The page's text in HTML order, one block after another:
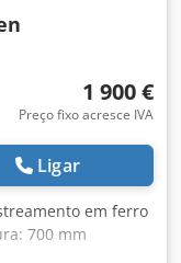
1 900 €
Preço fixo acresce IVA
Ligar
em ferro
700 mm
Altura com